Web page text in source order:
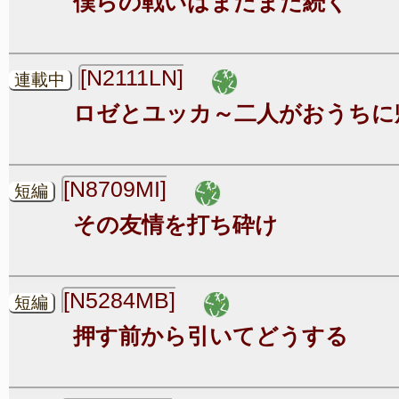
連載中
[N2111LN]
ロゼとユッカ～二人がおうち
短編
[N8709MI]
その友情を打ち砕け
短編
[N5284MB]
押す前から引いてどうする